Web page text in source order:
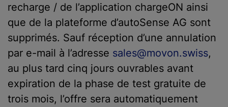
recharge / de l’application chargeON ainsi
que de la plateforme d’autoSense AG sont
supprimés. Sauf réception d’une annulation
par e-mail à l’adresse sales@movon.swiss,
au plus tard cinq jours ouvrables avant
expiration de la phase de test gratuite de
trois mois, l’offre sera automatiquement